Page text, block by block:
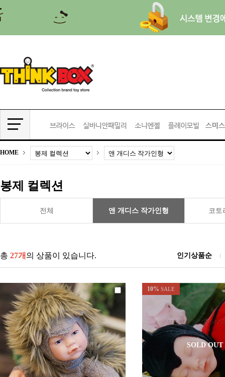
HOME
봉제 컬렉션
전체 앤 개디스 작가인형 코토
총 27개 의 상품이 있습니다. 인기상품순
10% SALE
SOLD OUT